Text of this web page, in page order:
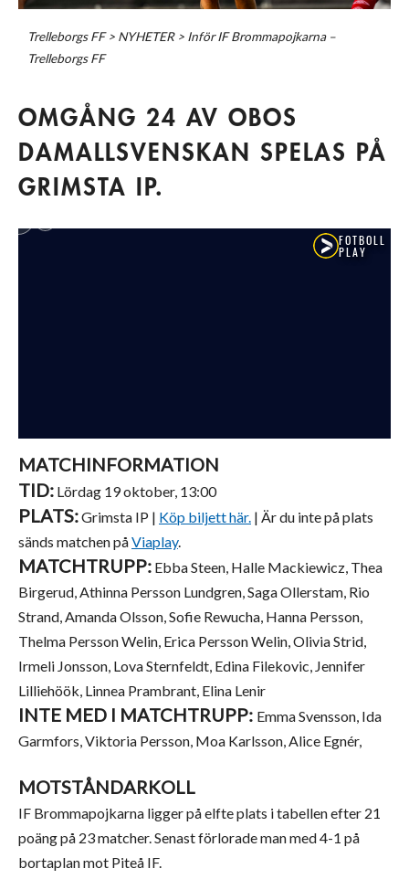
Trelleborgs FF> NYHETER> Inför IF Brommapojkarna –
Trelleborgs FF
OMGÅNG 24 AV OBOS
DAMALLSVENSKAN SPELAS PÅ
GRIMSTA IP.
MATCHINFORMATION
TID: Lördag 19 oktober, 13:00
PLATS:Grimsta IP | Köp biljett här. | Är du inte på plats
sänds matchen påViaplay.
MATCHTRUPP: Ebba Steen, Halle Mackiewicz, Thea
Birgerud, Athinna Persson Lundgren, Saga Ollerstam, Rio
Strand, Amanda Olsson, Sofie Rewucha, Hanna Persson,
Thelma Persson Welin, Erica Persson Welin, Olivia Strid,
Irmeli Jonsson, Lova Sternfeldt, Edina Filekovic, Jennifer
Lilliehöök, Linnea Prambrant, Elina Lenir
INTE MED I MATCHTRUPP: Emma Svensson, Ida
Garmfors, Viktoria Persson, Moa Karlsson, Alice Egnér,
MOTSTÅNDARKOLL
IF Brommapojkarna ligger på elfte plats i tabellen efter 21
poäng på 23 matcher. Senast förlorade man med 4-1 på
bortaplan mot Piteå IF.